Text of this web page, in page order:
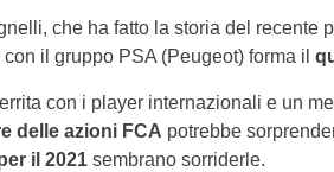
che ha fatto la storia del recente
il gruppo PSA (Peugeot) forma il
con i player internazionali e un
delle azioni FCA potrebbe
il 2021sembrano sorriderle.